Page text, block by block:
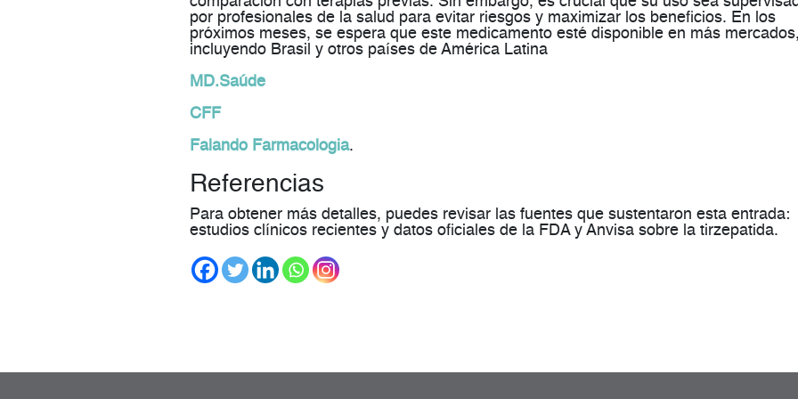
por profesionales de la salud para evitar riesgos y maximizar los beneficios. En los
próximos meses, se espera que este medicamento esté disponible en más
incluyendo Brasil y otros países de América Latina​
MD.Saúde
CFF
Falando Farmacologia.
Referencias
Para obtener más detalles, puedes revisar las fuentes que sustentaron esta entrada:
estudios clínicos recientes y datos oficiales de la FDA y Anvisa sobre la tirzepatida.